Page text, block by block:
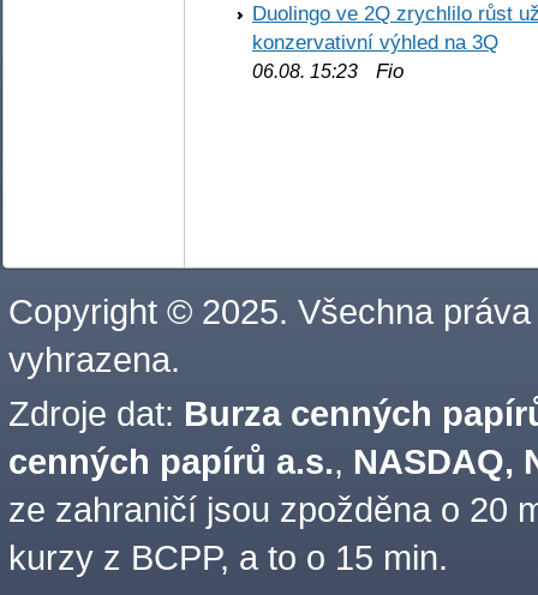
Duolingo ve 2Q zrychlilo růst
konzervativní výhled na 3Q
06.08. 15:23 Fio
Copyright © 2025. Všechna práva
vyhrazena.
Zdroje dat: Burza cenných
cenných papírů a.s., NASDAQ,
ze zahraničí jsou zpožděna o 20
kurzy z BCPP, a to o 15 min.